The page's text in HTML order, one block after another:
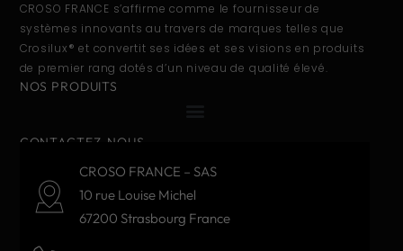
CROSO FRANCE s’affirme comme le fournisseur de
systèmes innovants au travers de marques telles que
Crosilux® et convertit ses idées et ses visions en produits
de premier rang dotés d’un niveau de qualité élevé.
NOS PRODUITS
CONTACTEZ-NOUS
CROSO FRANCE – SAS
10 rue Louise Michel
67200 Strasbourg France